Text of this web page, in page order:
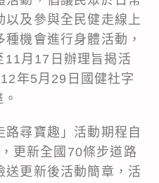
以及參與全民健走線上
機會進行身體活動，
月17日辦理旨揭活
年5月29日國健社字
路尋寶趣」活動期程自
更新全國70條步道路
送更新後活動簡章，活